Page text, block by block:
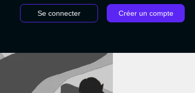
Se connecter Créer un compte